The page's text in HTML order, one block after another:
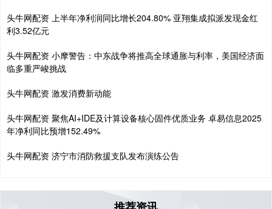
头牛网配资 上半年净利润同比增长204.80% 亚翔集成拟派发现金红
利3.52亿元
头牛网配资 小摩警告：中东战争将推高全球通胀与利率，美国经济面
临多重严峻挑战
头牛网配资 激发消费新动能
头牛网配资 聚焦AI+IDE及计算设备核心固件优质业务 卓易信息2025
年净利同比预增152.49%
头牛网配资 济宁市消防救援支队发布演练公告